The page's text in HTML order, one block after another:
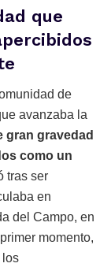
que
de
avanzaba la
gran gravedad
como un
tras ser
en
del Campo, en
momento,
los